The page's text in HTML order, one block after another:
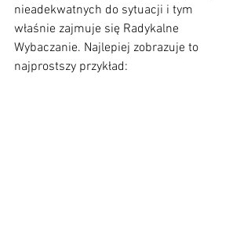
nieadekwatnych do sytuacji i tym
właśnie zajmuje się Radykalne
Wybaczanie. Najlepiej zobrazuje to
najprostszy przykład: